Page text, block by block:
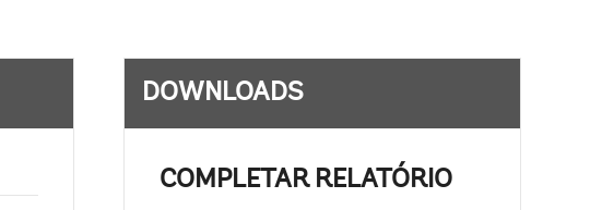
DOWNLOADS
COMPLETAR RELATÓRIO